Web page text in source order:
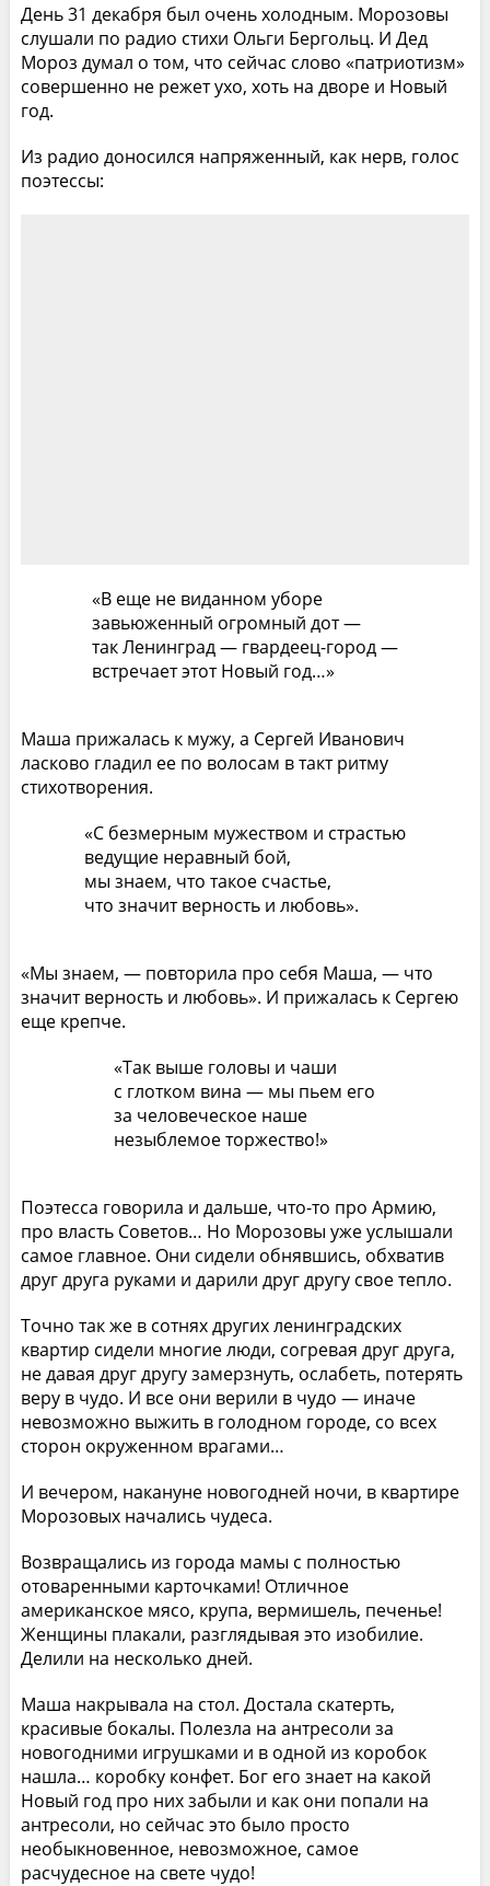
День 31 декабря был очень холодным. Морозовы
слушали по радио стихи Ольги Бергольц. И Дед
Мороз думал о том, что сейчас слово «патриотизм»
совершенно не режет ухо, хоть на дворе и Новый
год.
Из радио доносился напряженный, как нерв, голос
поэтессы:
«В еще не виданном уборе
завьюженный огромный дот —
так Ленинград — гвардеец-город —
встречает этот Новый год…»
Маша прижалась к мужу, а Сергей Иванович
ласково гладил ее по волосам в такт ритму
стихотворения.
«С безмерным мужеством и страстью
ведущие неравный бой,
мы знаем, что такое счастье,
что значит верность и любовь».
«Мы знаем, — повторила про себя Маша, — что
значит верность и любовь». И прижалась к Сергею
еще крепче.
«Так выше головы и чаши
с глотком вина — мы пьем его
за человеческое наше
незыблемое торжество!»
Поэтесса говорила и дальше, что-то про Армию,
про власть Советов… Но Морозовы уже услышали
самое главное. Они сидели обнявшись, обхватив
друг друга руками и дарили друг другу свое тепло.
Точно так же в сотнях других ленинградских
квартир сидели многие люди, согревая друг друга,
не давая друг другу замерзнуть, ослабеть, потерять
веру в чудо. И все они верили в чудо — иначе
невозможно выжить в голодном городе, со всех
сторон окруженном врагами…
И вечером, накануне новогодней ночи, в квартире
Морозовых начались чудеса.
Возвращались из города мамы с полностью
отоваренными карточками! Отличное
американское мясо, крупа, вермишель, печенье!
Женщины плакали, разглядывая это изобилие.
Делили на несколько дней.
Маша накрывала на стол. Достала скатерть,
красивые бокалы. Полезла на антресоли за
новогодними игрушками и в одной из коробок
нашла… коробку конфет. Бог его знает на какой
Новый год про них забыли и как они попали на
антресоли, но сейчас это было просто
необыкновенное, невозможное, самое
расчудесное на свете чудо!